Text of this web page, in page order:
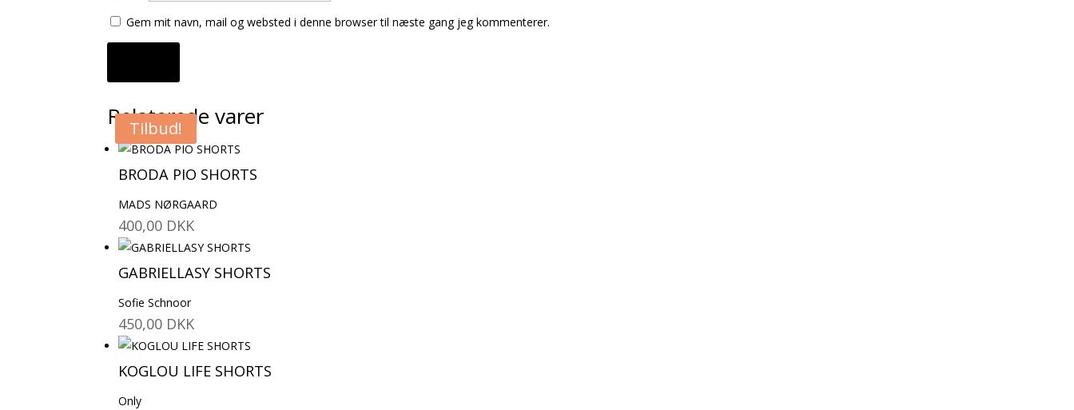
Gem mit navn, mail og websted i denne browser til næste gang jeg kommenterer.
Relaterede varer
BRODA PIO SHORTS
MADS NØRGAARD
400,00 DKK
GABRIELLASY SHORTS
Sofie Schnoor
450,00 DKK
Tilbud!
KOGLOU LIFE SHORTS
Only